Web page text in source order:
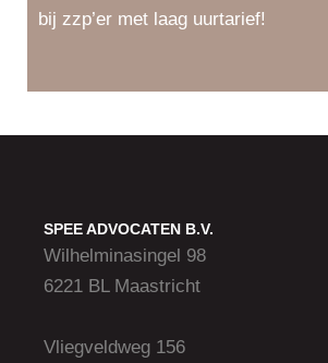
bij zzp’er met laag uurtarief!
SPEE ADVOCATEN B.V.
Wilhelminasingel 98
6221 BL Maastricht
Vliegveldweg 156